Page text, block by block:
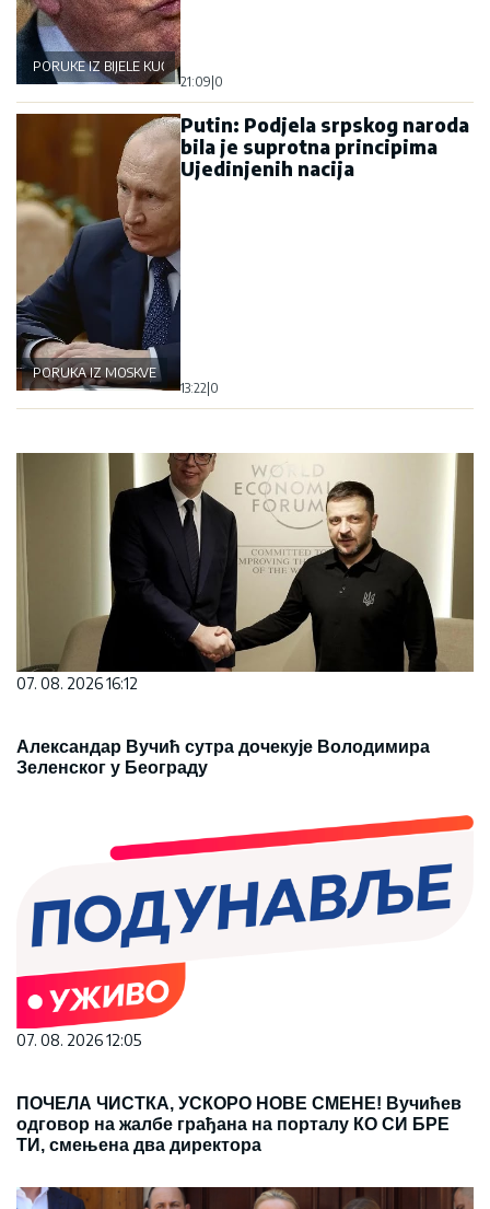
PORUKE IZ BIJELE KUĆE
21:09 0
PORUKA IZ MOSKVE
Putin: Podjela srpskog naroda
bila je suprotna principima
Ujedinjenih nacija
13:22 0
07. 08. 2026 16:12
Александар Вучић сутра дочекује Володимира
Зеленског у Београду
07. 08. 2026 12:05
ПОЧЕЛА ЧИСТКА, УСКОРО НОВЕ СМЕНЕ! Вучићев
одговор на жалбе грађана на порталу КО СИ БРЕ
ТИ, смењена два директора